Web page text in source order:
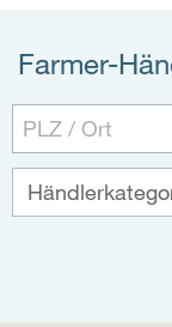
Farmer-